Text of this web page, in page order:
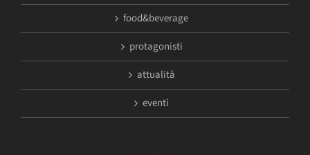
food&beverage
protagonisti
attualità
eventi